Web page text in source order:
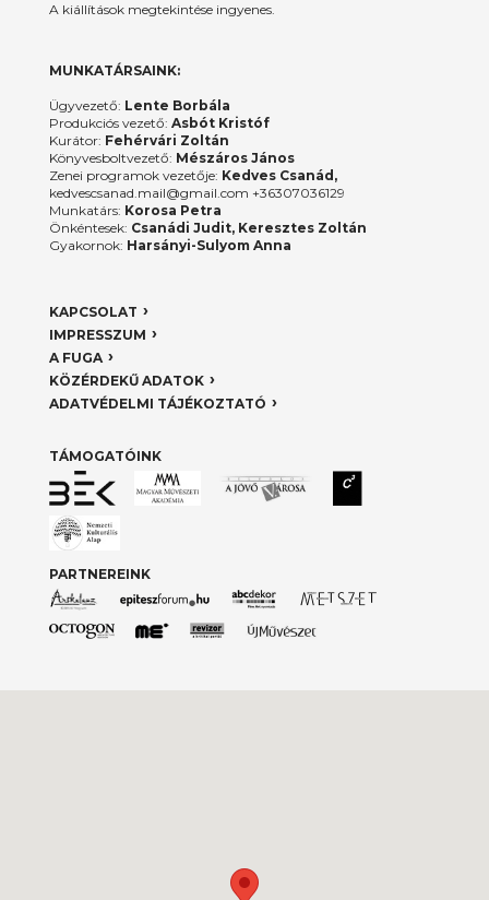
A kiállítások megtekintése ingyenes.
MUNKATÁRSAINK:
Ügyvezető: Lente Borbála
Produkciós vezető: Asbót Kristóf
Kurátor: Fehérvári Zoltán
Könyvesboltvezető: Mészáros János
Zenei programok vezetője: Kedves Csanád,
kedvescsanad.mail@gmail.com +36307036129
Munkatárs: Korosa Petra
Önkéntesek: Csanádi Judit, Keresztes Zoltán
Gyakornok: Harsányi-Sulyom Anna
KAPCSOLAT
IMPRESSZUM
A FUGA
KÖZÉRDEKŰ ADATOK
ADATVÉDELMI TÁJÉKOZTATÓ
TÁMOGATÓINK
PARTNEREINK